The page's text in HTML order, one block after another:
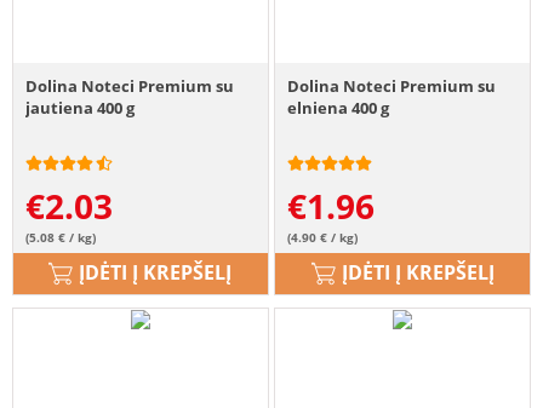
Dolina Noteci Premium su
jautiena 400 g
€2.03
(5.08 € / kg)
ĮDĖTI Į KREPŠELĮ
Dolina Noteci Premium su
elniena 400 g
€1.96
(4.90 € / kg)
ĮDĖTI Į KREPŠELĮ